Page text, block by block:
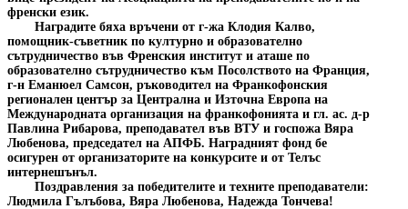
френски език.
Наградите бяха връчени от г-жа Клодия Калво,
помощник-съветник по културно и образователно
сътрудничество във Френския институт и аташе по
образователно сътрудничество към Посолството на Франция,
г-н Еманюел Самсон, ръководител на Франкофонския
регионален център за Централна и Източна Европа на
Международната организация на франкофонията и гл. ас. д-р
Павлина Рибарова, преподавател във ВТУ и госпожа Вяра
Любенова, председател на АПФБ. Наградният фонд бе
осигурен от организаторите на конкурсите и от Телъс
интернешънъл.
Поздравления за победителите и техните преподаватели:
Людмила Гълъбова, Вяра Любенова, Надежда Тончева!